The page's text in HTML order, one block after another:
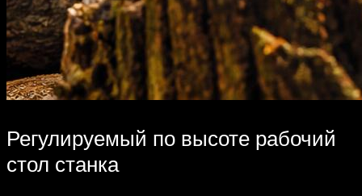
Регулируемый по высоте рабочий
стол станка